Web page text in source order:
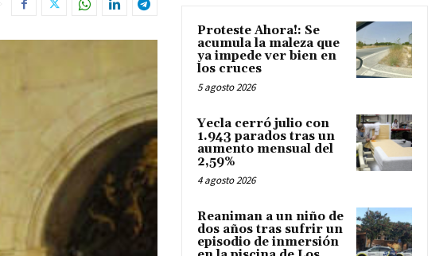
Proteste Ahora!: Se
acumula la maleza que
ya impede ver bien en
los cruces
5 agosto 2026
Yecla cerró julio con
1.943 parados tras un
aumento mensual del
2,59%
4 agosto 2026
Reaniman a un niño de
dos años tras sufrir un
episodio de inmersión